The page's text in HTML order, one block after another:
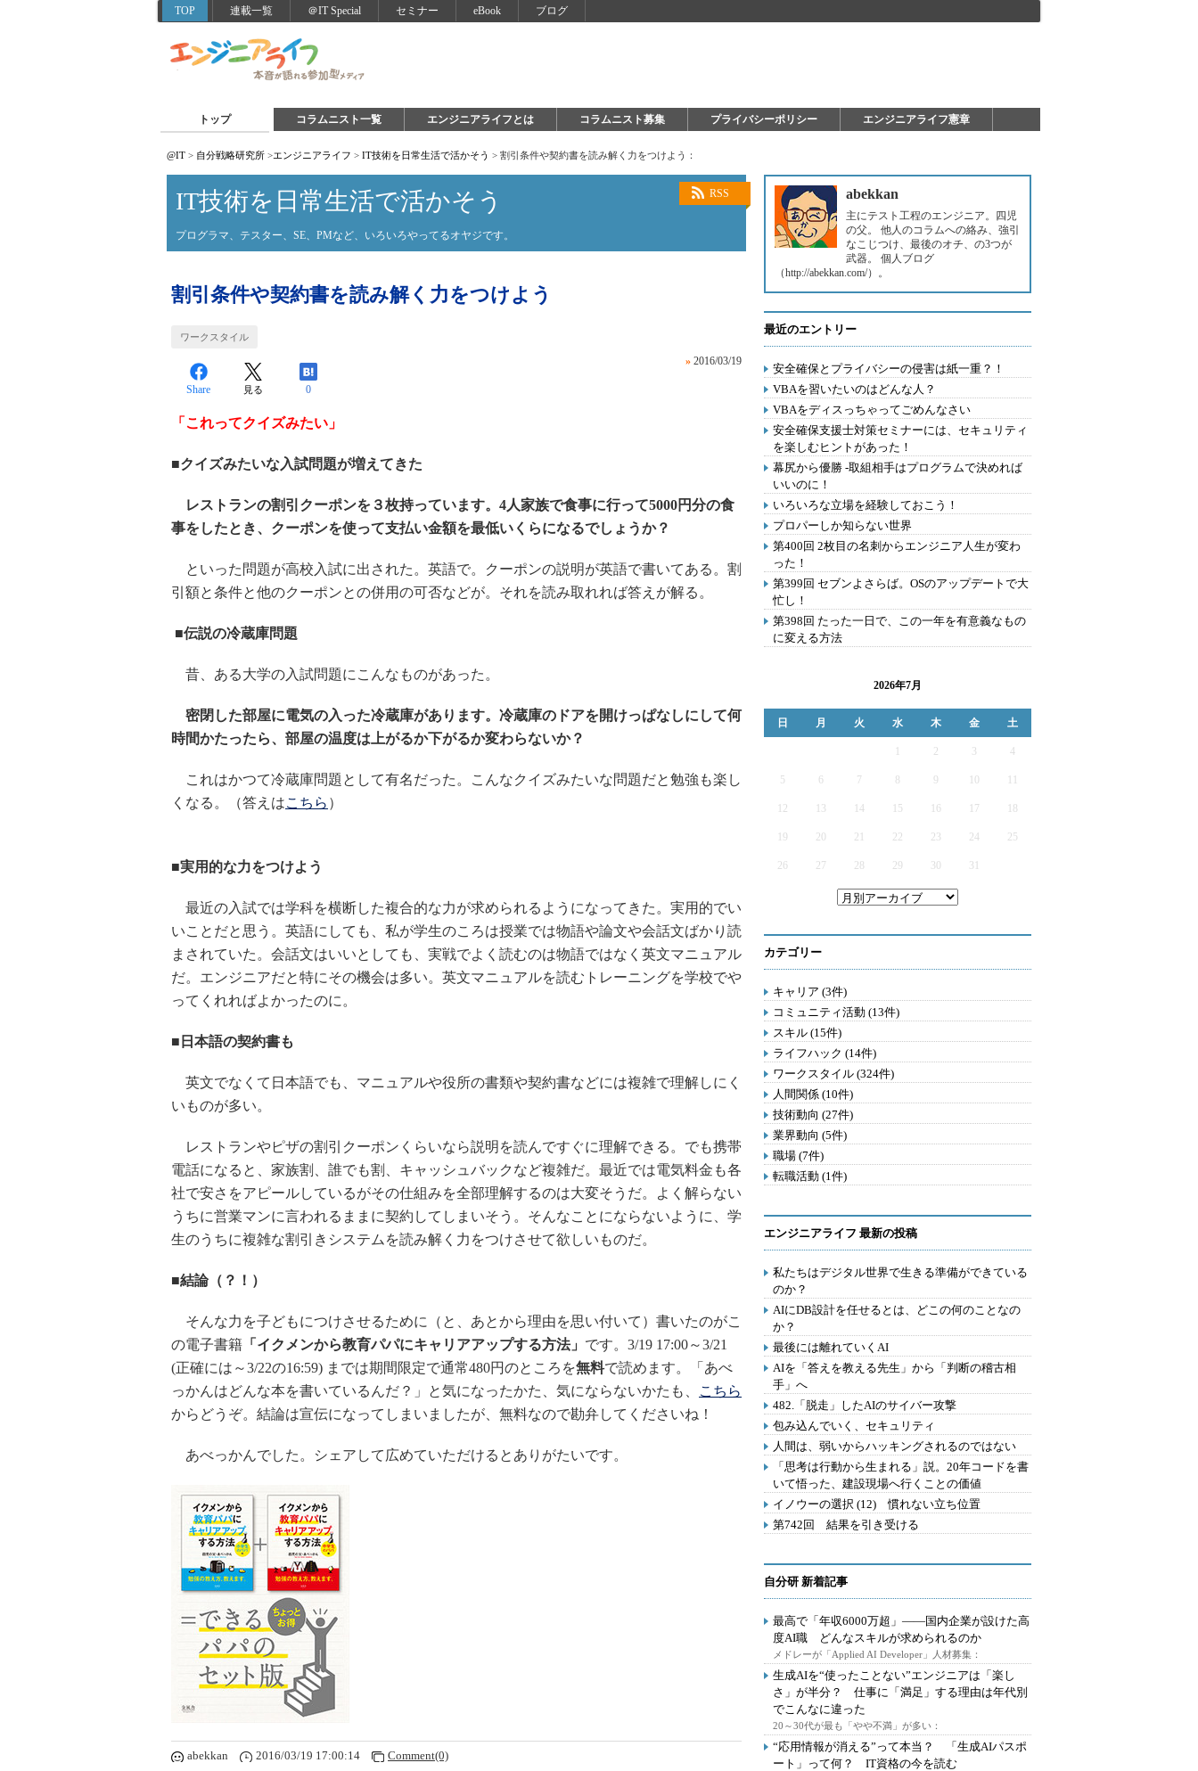
TOP 連載一覧 ＠IT Special セミナー eBook ブログ
トップ コラムニスト一覧 エンジニアライフとは コラムニスト募集 プライバシーポリシー エンジニアライフ憲章
@IT > 自分戦略研究所 >エンジニアライフ > IT技術を日常生活で活かそう > 割引条件や契約書を読み解く力をつけよう：
RSS
IT技術を日常生活で活かそう
プログラマ、テスター、SE、PMなど、いろいろやってるオヤジです。
割引条件や契約書を読み解く力をつけよう
ワークスタイル
» 2016/03/19
Share 見る 0
「これってクイズみたい」
■クイズみたいな入試問題が増えてきた
レストランの割引クーポンを３枚持っています。4人家族で食事に行って5000円分の食
事をしたとき、クーポンを使って支払い金額を最低いくらになるでしょうか？
といった問題が高校入試に出された。英語で。クーポンの説明が英語で書いてある。割
引額と条件と他のクーポンとの併用の可否などが。それを読み取れれば答えが解る。
■伝説の冷蔵庫問題
昔、ある大学の入試問題にこんなものがあった。
密閉した部屋に電気の入った冷蔵庫があります。冷蔵庫のドアを開けっぱなしにして何
時間かたったら、部屋の温度は上がるか下がるか変わらないか？
これはかつて冷蔵庫問題として有名だった。こんなクイズみたいな問題だと勉強も楽し
くなる。（答えはこちら ）
■実用的な力をつけよう
最近の入試では学科を横断した複合的な力が求められるようになってきた。実用的でい
いことだと思う。英語にしても、私が学生のころは授業では物語や論文や会話文ばかり読
まされていた。会話文はいいとしても、実戦でよく読むのは物語ではなく英文マニュアル
だ。エンジニアだと特にその機会は多い。英文マニュアルを読むトレーニングを学校でや
ってくれればよかったのに。
■日本語の契約書も
英文でなくて日本語でも、マニュアルや役所の書類や契約書などには複雑で理解しにく
いものが多い。
レストランやピザの割引クーポンくらいなら説明を読んですぐに理解できる。でも携帯
電話になると、家族割、誰でも割、キャッシュバックなど複雑だ。最近では電気料金も各
社で安さをアピールしているがその仕組みを全部理解するのは大変そうだ。よく解らない
うちに営業マンに言われるままに契約してしまいそう。そんなことにならないように、学
生のうちに複雑な割引きシステムを読み解く力をつけさせて欲しいものだ。
■結論（？！）
そんな力を子どもにつけさせるために（と、あとから理由を思い付いて）書いたのがこ
の電子書籍 「イクメンから教育パパにキャリアアップする方法」 です。3/19 17:00～3/21
(正確には～3/22の16:59) までは期間限定で通常480円のところを無料で読めます。「あべ
っかんはどんな本を書いているんだ？」と気になったかた、気にならないかたも、
こちら
からどうぞ。結論は宣伝になってしまいましたが、無料なので勘弁してくださいね！
あべっかんでした。シェアして広めていただけるとありがたいです。
abekkan 2016/03/19 17:00:14 Comment(0)
abekkan
主にテスト工程のエンジニア。四児
の父。 他人のコラムへの絡み、強引
なこじつけ、最後のオチ、の3つが
武器。 個人ブログ
（http://abekkan.com/）。
最近のエントリー
安全確保とプライバシーの侵害は紙一重？！
VBAを習いたいのはどんな人？
VBAをディスっちゃってごめんなさい
安全確保支援士対策セミナーには、セキュリティ
を楽しむヒントがあった！
幕尻から優勝 -取組相手はプログラムで決めれば
いいのに！
いろいろな立場を経験しておこう！
プロパーしか知らない世界
第400回 2枚目の名刺からエンジニア人生が変わ
った！
第399回 セブンよさらば。OSのアップデートで大
忙し！
第398回 たった一日で、この一年を有意義なもの
に変える方法
2026年7月
日 月 火 水 木 金 土
2 3 4
5 6 7 9
12 13 14 15 16 17
19 20 21 22 23 24 25
26 27 28 29 30 31
カテゴリー
キャリア (3件)
コミュニティ活動 (13件)
スキル (15件)
ライフハック (14件)
ワークスタイル (324件)
人間関係 (10件)
技術動向 (27件)
業界動向 (5件)
職場 (7件)
転職活動 (1件)
エンジニアライフ 最新の投稿
私たちはデジタル世界で生きる準備ができている
のか？
AIにDB設計を任せるとは、どこの何のことなの
か？
最後には離れていくAI
AIを「答えを教える先生」から「判断の稽古相
手」へ
482.「脱走」したAIのサイバー攻撃
包み込んでいく、セキュリティ
人間は、弱いからハッキングされるのではない
「思考は行動から生まれる」説。20年コードを書
いて悟った、建設現場へ行くことの価値
イノウーの選択 (12) 慣れない立ち位置
第742回 結果を引き受ける
自分研 新着記事
最高で「年収6000万超」――国内企業が設けた高
度AI職 どんなスキルが求められるのか
メドレーが「Applied AI Developer」人材募集：
生成AIを“使ったことない”エンジニアは「楽し
さ」が半分？ 仕事に「満足」する理由は年代別
でこんなに違った
20～30代が最も「やや不満」が多い：
“応用情報が消える”って本当？ 「生成AIパスポ
ート」って何？ IT資格の今を読む